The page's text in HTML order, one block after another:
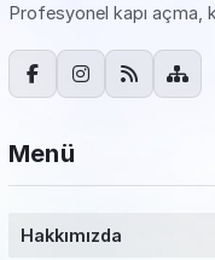
Profesyonel kapı açma,
Menü
Hakkımızda